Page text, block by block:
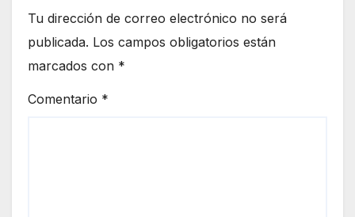
Tu dirección de correo electrónico no será
publicada. Los campos obligatorios están
marcados con *
Comentario *